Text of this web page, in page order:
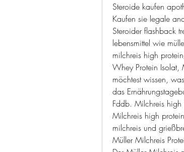
Steroide kaufen
Kaufen sie legale
Steroider flashback
lebensmittel wie
milchreis high
Whey Protein Isolat,
möchtest wissen,
das
Fddb. Milchreis
Milchreis high
milchreis und
Müller Milchreis